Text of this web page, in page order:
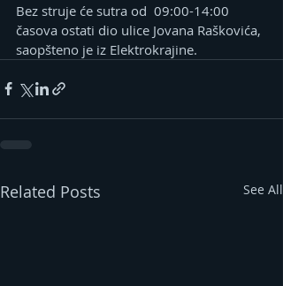
Bez struje će sutra od  09:00-14:00
časova ostati dio ulice Jovana Raškovića,
saopšteno je iz Elektrokrajine.
Related Posts See All